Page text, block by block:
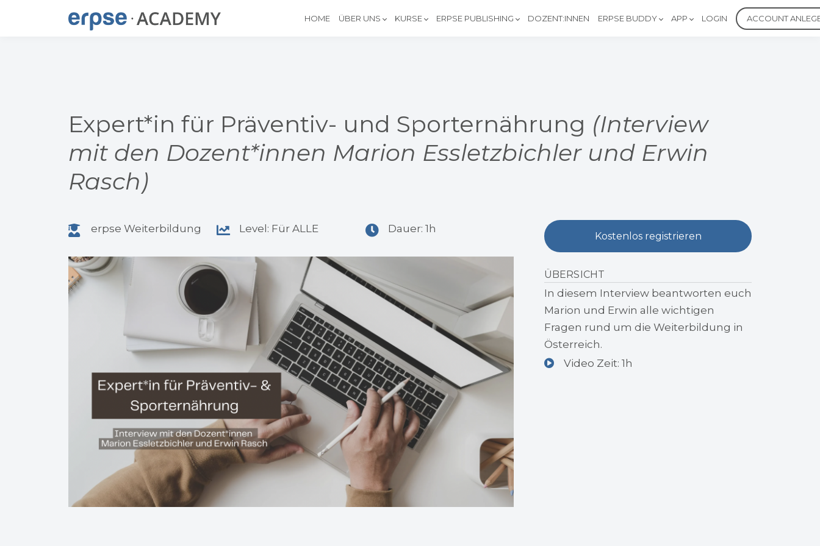
HOME ÜBER UNS KURSE ERPSE PUBLISHING DOZENT:INNEN ERPSE BUDDY APP LOGIN ACCOUNT
Expert*in für Präventiv- und Sporternährung (Interview
mit den Dozent*innen Marion Essletzbichler und Erwin
Rasch)
erpse Weiterbildung Level: Für ALLE Dauer: 1h
Kostenlos registrieren
ÜBERSICHT
In diesem Interview beantworten euch
Marion und Erwin alle wichtigen
Fragen rund um die Weiterbildung in
Österreich.
Video Zeit: 1h